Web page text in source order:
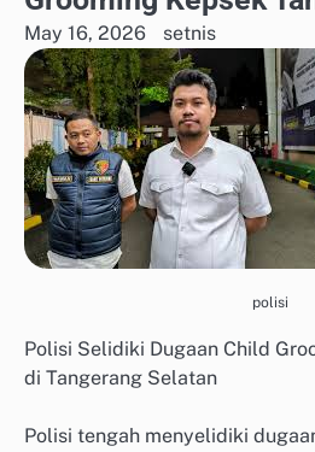
May 16, 2026 setnis
polisi
Polisi Selidiki Dugaan Child
di Tangerang Selatan
Polisi tengah menyelidiki